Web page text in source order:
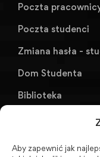
Aby zapewnić jak
Poczta
Poczta studenci
Zmiana hasła -
Dom Studenta
Biblioteka
KU AZS ANS w